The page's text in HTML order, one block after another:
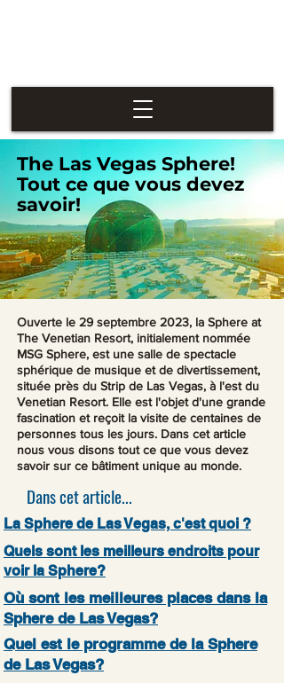
The Las Vegas Sphere!
Tout ce que vous devez
savoir!
Ouverte le 29 septembre 2023, la Sphere at
The Venetian Resort, initialement nommée
MSG Sphere, est une salle de spectacle
sphérique de musique et de divertissement,
située près du Strip de Las Vegas, à l'est du
Venetian Resort. Elle est l'objet d'une grande
fascination et reçoit la visite de centaines de
personnes tous les jours. Dans cet article
nous vous disons tout ce que vous devez
savoir sur ce bâtiment unique au monde.
Dans cet article...
La Sphere de Las Vegas, c'est quoi ?
Quels sont les meilleurs endroits pour
voir la Sphere?
Où sont les meilleures places dans la
Sphere de Las Vegas?
Quel est le programme de la Sphere
de Las Vegas?